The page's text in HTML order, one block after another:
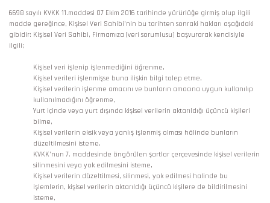
6698 sayılı KVKK 11.maddesi 07 Ekim 2016 tarihinde yürürlüğe girmiş olup ilgili
madde gereğince, Kişisel Veri Sahibi’nin bu tarihten sonraki hakları aşağıdaki
gibidir: Kişisel Veri Sahibi, Firmamıza (veri sorumlusu) başvurarak kendisiyle
ilgili;
Kişisel veri işlenip işlenmediğini öğrenme,
Kişisel verileri işlenmişse buna ilişkin bilgi talep etme,
Kişisel verilerin işlenme amacını ve bunların amacına uygun kullanılıp
kullanılmadığını öğrenme,
Yurt içinde veya yurt dışında kişisel verilerin aktarıldığı üçüncü kişileri
bilme,
Kişisel verilerin eksik veya yanlış işlenmiş olması hâlinde bunların
düzeltilmesini isteme,
KVKK’nun 7. maddesinde öngörülen şartlar çerçevesinde kişisel verilerin
silinmesini veya yok edilmesini isteme,
Kişisel verilerin düzeltilmesi, silinmesi, yok edilmesi halinde bu
işlemlerin, kişisel verilerin aktarıldığı üçüncü kişilere de bildirilmesini
isteme,